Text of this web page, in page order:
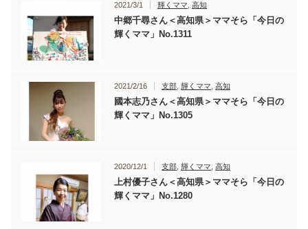
2021/3/1 輝くママ ,高知
中郷千尋さん＜高知県＞ママそら「今日の
輝くママ」No.1311
2021/2/16 支部 ,輝くママ ,高知
國本志乃さん＜高知県＞ママそら「今日の
輝くママ」No.1305
2020/12/1 支部 ,輝くママ ,高知
上村優子さん＜高知県＞ママそら「今日の
輝くママ」No.1280